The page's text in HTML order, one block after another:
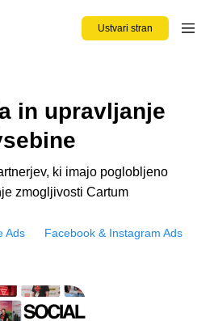
Ustvari stran
in upravljanje
ki imajo poglobljeno
zmogljivosti Cartum
Ads Facebook & Instagram Ads